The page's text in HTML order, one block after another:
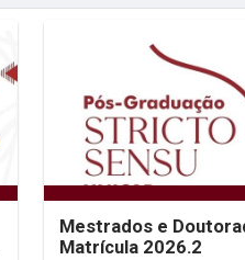
Mestrados e
Matrícula 2026.2